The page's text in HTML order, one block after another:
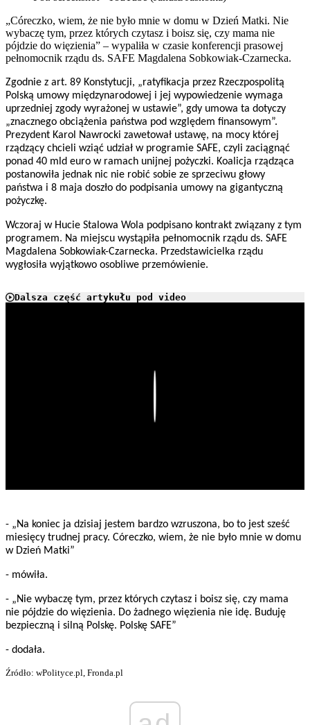
„Córeczko, wiem, że nie było mnie w domu w Dzień Matki. Nie
wybaczę tym, przez których czytasz i boisz się, czy mama nie
pójdzie do więzienia” – wypaliła w czasie konferencji prasowej
pełnomocnik rządu ds. SAFE Magdalena Sobkowiak-Czarnecka.
Zgodnie z art. 89 Konstytucji, „ratyfikacja przez Rzeczpospolitą
Polską umowy międzynarodowej i jej wypowiedzenie wymaga
uprzedniej zgody wyrażonej w ustawie”, gdy umowa ta dotyczy
„znacznego obciążenia państwa pod względem finansowym”.
Prezydent Karol Nawrocki zawetował ustawę, na mocy której
rządzący chcieli wziąć udział w programie SAFE, czyli zaciągnąć
ponad 40 mld euro w ramach unijnej pożyczki. Koalicja rządząca
postanowiła jednak nic nie robić sobie ze sprzeciwu głowy
państwa i 8 maja doszło do podpisania umowy na gigantyczną
pożyczkę.
Wczoraj w Hucie Stalowa Wola podpisano kontrakt związany z tym
programem. Na miejscu wystąpiła pełnomocnik rządu ds. SAFE
Magdalena Sobkowiak-Czarnecka. Przedstawicielka rządu
wygłosiła wyjątkowo osobliwe przemówienie.
Dalsza część artykułu pod video
- „Na koniec ja dzisiaj jestem bardzo wzruszona, bo to jest sześć
miesięcy trudnej pracy. Córeczko, wiem, że nie było mnie w domu
w Dzień Matki”
- mówiła.
- „Nie wybaczę tym, przez których czytasz i boisz się, czy mama
nie pójdzie do więzienia. Do żadnego więzienia nie idę. Buduję
bezpieczną i silną Polskę. Polskę SAFE”
- dodała.
Źródło: wPolityce.pl, Fronda.pl